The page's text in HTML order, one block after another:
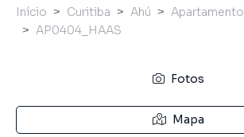
Início Curitiba Ahú
Apartamento
AP0404_HAAS
Fotos
Mapa